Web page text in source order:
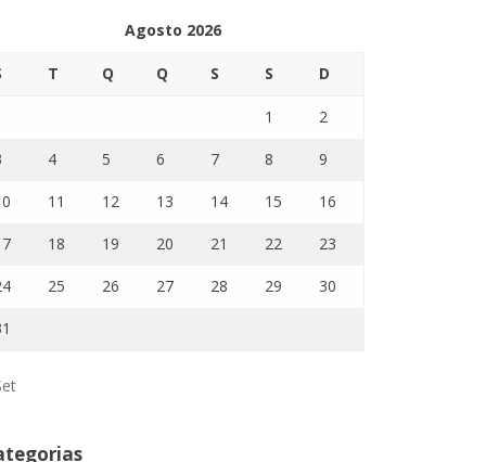
Agosto 2026
T Q Q S S D
1 2
4 5 6 7 8 9
11 12 13 14 15 16
18 19 20 21 22 23
25 26 27 28 29 30